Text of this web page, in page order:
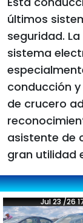
últimos
seguridad.
sistema
conducción
de crucero
asistente de
gran utilidad
Jul 23 /26